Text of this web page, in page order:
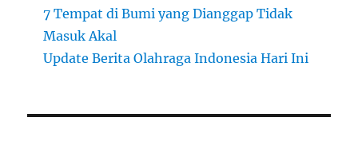
7 Tempat di Bumi yang Dianggap Tidak
Masuk Akal
Update Berita Olahraga Indonesia Hari Ini